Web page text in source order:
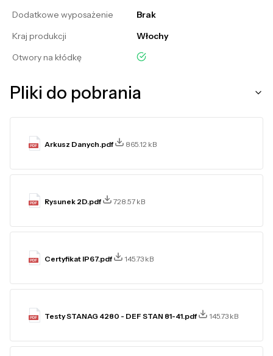
Dodatkowe wyposażenie
Brak
Kraj produkcji
Włochy
Otwory na kłódkę
tak
Pliki do pobrania
Arkusz Danych.pdf 865.12 kB
Rysunek 2D.pdf 728.57 kB
Certyfikat IP67.pdf 145.73 kB
Testy STANAG 4280 - DEF STAN 81-41.pdf 145.73 kB